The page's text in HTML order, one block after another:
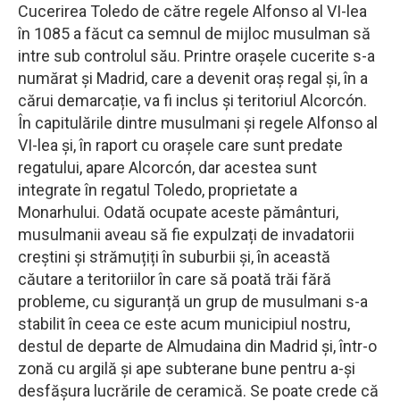
Cucerirea Toledo de către regele Alfonso al VI-lea
în 1085 a făcut ca semnul de mijloc musulman să
intre sub controlul său. Printre orașele cucerite s-a
numărat și Madrid, care a devenit oraș regal și, în a
cărui demarcație, va fi inclus și teritoriul Alcorcón.
În capitulările dintre musulmani și regele Alfonso al
VI-lea și, în raport cu orașele care sunt predate
regatului, apare Alcorcón, dar acestea sunt
integrate în regatul Toledo, proprietate a
Monarhului. Odată ocupate aceste pământuri,
musulmanii aveau să fie expulzați de invadatorii
creștini și strămuțiți în suburbii și, în această
căutare a teritoriilor în care să poată trăi fără
probleme, cu siguranță un grup de musulmani s-a
stabilit în ceea ce este acum municipiul nostru,
destul de departe de Almudaina din Madrid și, într-o
zonă cu argilă și ape subterane bune pentru a-și
desfășura lucrările de ceramică. Se poate crede că